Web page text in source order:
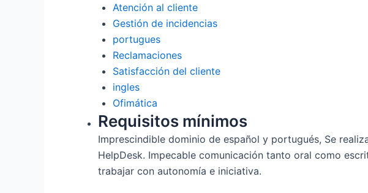
Atención al cliente
Gestión de incidencias
portugues
Reclamaciones
Satisfacción del cliente
ingles
Ofimática
Requisitos mínimos
Imprescindible dominio de español y portugués, Se
HelpDesk. Impecable comunicación tanto oral como
trabajar con autonomía e iniciativa.